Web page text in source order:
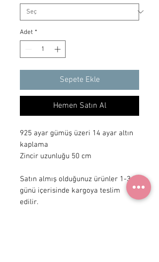
Adet *
Sepete Ekle
Hemen Satın Al
925 ayar gümüş üzeri 14 ayar altın
kaplama
Zincir uzunluğu 50 cm
Satın almış olduğunuz ürünler 1-3 iş
günü içerisinde kargoya teslim
edilir.